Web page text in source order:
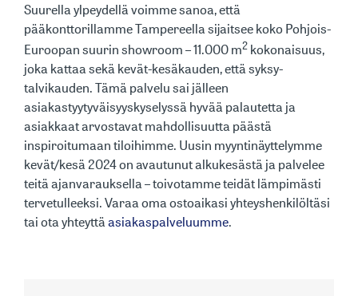
Suurella ylpeydellä voimme sanoa, että
pääkonttorillamme Tampereella sijaitsee koko Pohjois-
Euroopan suurin showroom – 11.000 m2 kokonaisuus,
joka kattaa sekä kevät-kesäkauden, että syksy-
talvikauden. Tämä palvelu sai jälleen
asiakastyytyväisyyskyselyssä hyvää palautetta ja
asiakkaat arvostavat mahdollisuutta päästä
inspiroitumaan tiloihimme. Uusin myyntinäyttelymme
kevät/kesä 2024 on avautunut alkukesästä ja palvelee
teitä ajanvarauksella – toivotamme teidät lämpimästi
tervetulleeksi. Varaa oma ostoaikasi yhteyshenkilöltäsi
tai ota yhteyttäasiakaspalveluumme.